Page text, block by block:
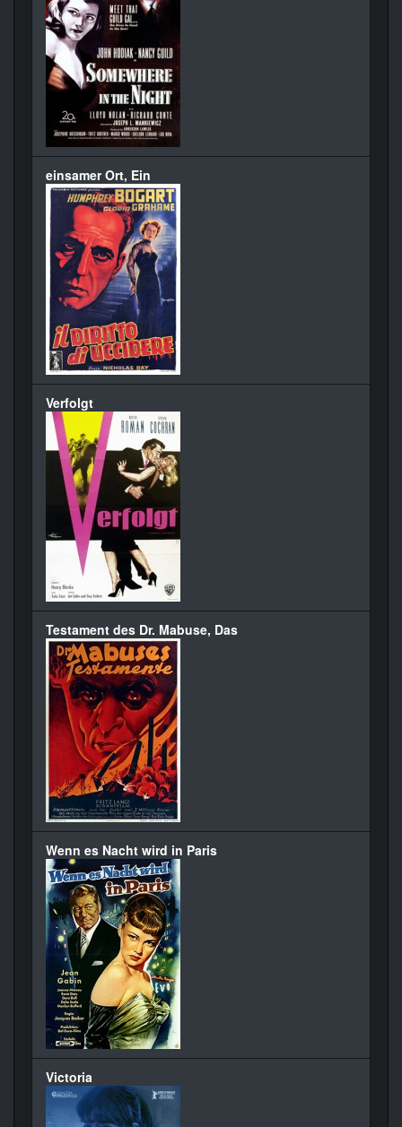
einsamer Ort, Ein
Verfolgt
Testament des Dr. Mabuse, Das
Wenn es Nacht wird in Paris
Victoria